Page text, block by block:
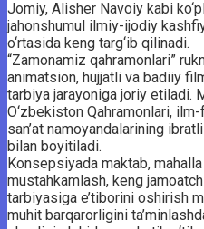
Jomiy, Alisher Navoiy kabi
jahonshumul ilmiy-ijodiy
o‘rtasida keng targ‘ib qilinadi.
“Zamonamiz qahramonlari”
animatsion, hujjatli va badiiy
tarbiya jarayoniga joriy etiladi.
O‘zbekiston Qahramonlari,
san’at namoyandalarining
bilan boyitiladi.
Konsepsiyada maktab,
mustahkamlash, keng
tarbiyasiga e’tiborini oshirish
muhit barqarorligini